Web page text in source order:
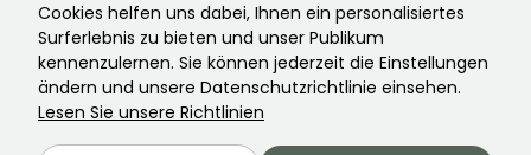
Cookies helfen uns dabei, Ihnen ein personalisiertes
Surferlebnis zu bieten und unser Publikum
kennenzulernen. Sie können jederzeit die Einstellungen
ändern und unsere Datenschutzrichtlinie einsehen.
Lesen Sie unsere Richtlinien
Promessedefleurs.ch